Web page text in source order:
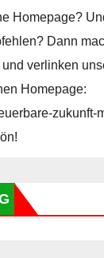
Homepage?
Dann
und verlinken
Homepage:
zukunft-